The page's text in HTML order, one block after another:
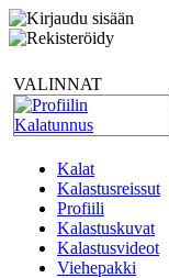
VALINNAT
Kalat
Kalastusreissut
Profiili
Kalastuskuvat
Kalastusvideot
Viehepakki